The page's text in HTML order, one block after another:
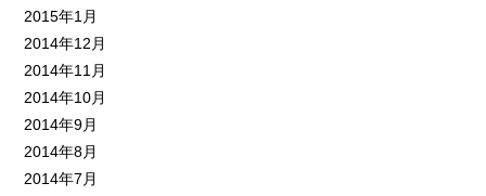
2015年1月
2014年12月
2014年11月
2014年10月
2014年9月
2014年8月
2014年7月